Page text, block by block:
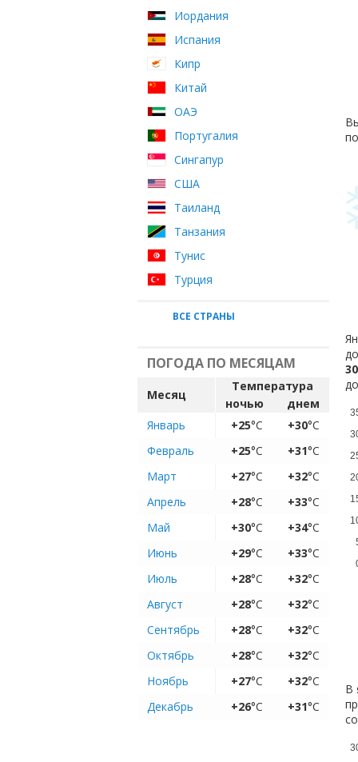
Иордания
Испания
Кипр
Китай
ОАЭ
Португалия
Сингапур
США
Таиланд
Танзания
Тунис
Турция
ВСЕ СТРАНЫ
ПОГОДА ПО МЕСЯЦАМ
Месяц
Температура
ночью
днем
Январь
+25°C +30°C
Февраль
+25°C +31°C
Март
+27°C +32°C
Апрель
+28°C +33°C
Май
+30°C +34°C
Июнь
+29°C +33°C
Июль
+28°C +32°C
Август
+28°C +32°C
Сентябрь
+28°C +32°C
Октябрь
+28°C +32°C
Ноябрь
+27°C +32°C
Декабрь
+26°C +31°C
В